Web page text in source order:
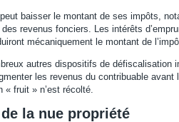
baisser le montant de ses impôts,
revenus fonciers. Les intérêts
mécaniquement le montant de
autres dispositifs de défiscalisation
les revenus du contribuable avant
« fruit » n’est récolté.
la nue propriété